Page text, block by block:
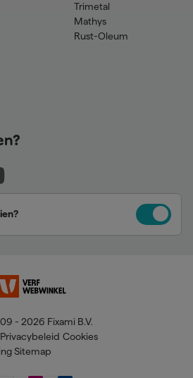
Trimetal
Mathys
Rust-Oleum
- 2026 Fixami B.V.
Privacybeleid Cookies
Sitemap